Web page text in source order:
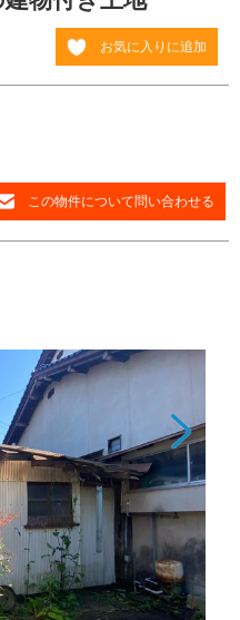
お気に入りに追加
この物件について問い合わせる